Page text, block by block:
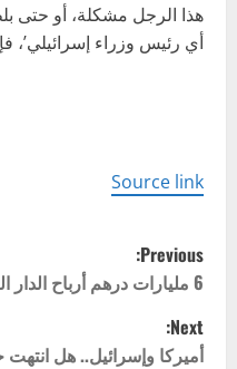
هذا الرجل مشكلة، أو حتى
أي رئيس وزراء إسرائيلي’،
Source link
P
o
s
Previous:
6 مليارات درهم أرباح الدار العقارية في 9 شهور بنمو 30%
Next:
أميركا وإسرائيل.. هل